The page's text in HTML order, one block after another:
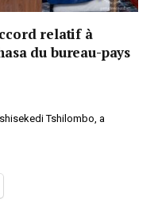
relatif à
du bureau-pays
Tshilombo, a